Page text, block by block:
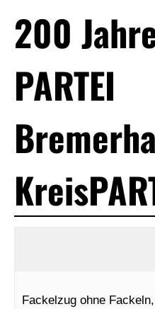
200
PARTEI
Fackelzug ohne